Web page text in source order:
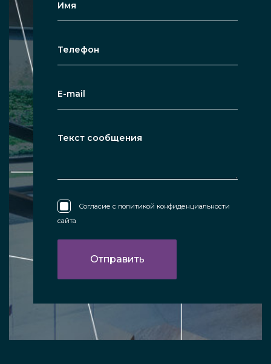
Согласие с политикой конфиденциальности
сайта